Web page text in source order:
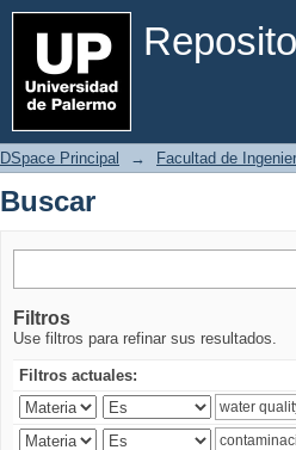
Buscar
DSpace Principal → Facultad de
Buscar
Filtros
Use filtros para refinar sus resultados.
Filtros actuales: